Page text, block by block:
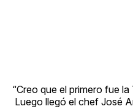
“Creo que el primero fue
Luego llegó el chef José